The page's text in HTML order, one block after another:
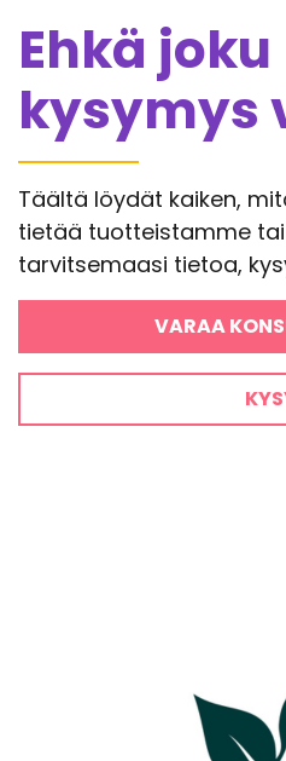
Ehkä joku
kysymys
Täältä löydät kaiken,
tietää tuotteistamme
tarvitsemaasi tietoa,
VARAA